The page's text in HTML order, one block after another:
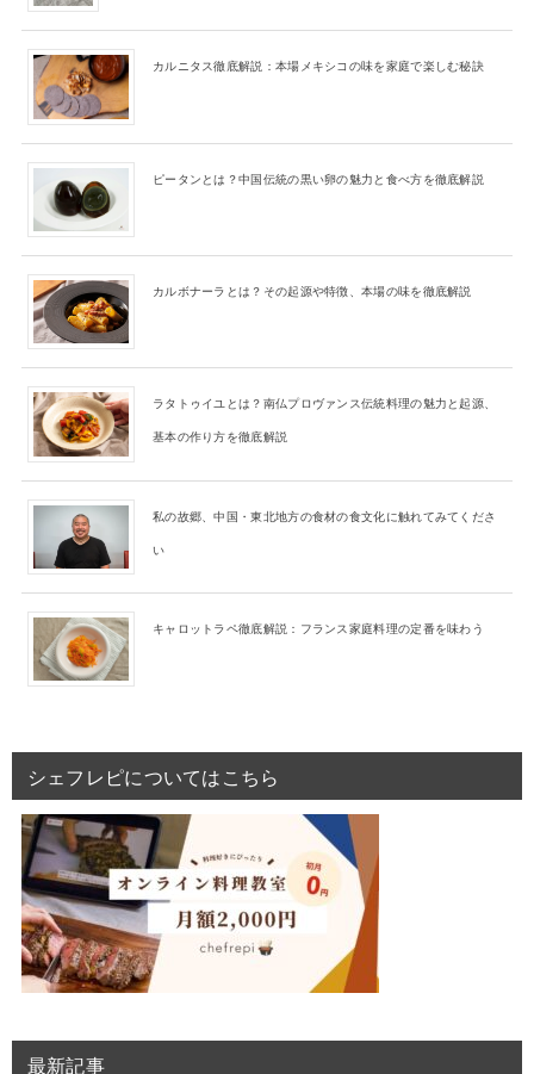
カルニタス徹底解説：本場メキシコの味を家庭で楽しむ秘訣
ピータンとは？中国伝統の黒い卵の魅力と食べ方を徹底解説
カルボナーラとは？その起源や特徴、本場の味を徹底解説
ラタトゥイユとは？南仏プロヴァンス伝統料理の魅力と起源、
基本の作り方を徹底解説
私の故郷、中国・東北地方の食材の食文化に触れてみてくださ
い
キャロットラペ徹底解説：フランス家庭料理の定番を味わう
シェフレピについてはこちら
最新記事